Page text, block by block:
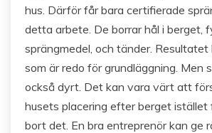
hus. Därför får bara certifierade
detta arbete. De borrar hål i berget,
sprängmedel, och tänder.
som är redo för grundläggning. Men
också dyrt. Det kan vara värt att
husets placering efter berget
bort det. En bra entreprenör kan ge